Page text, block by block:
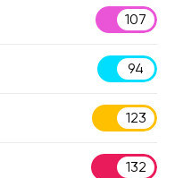
107
94
123
132